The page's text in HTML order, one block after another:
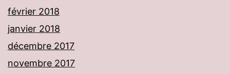
février 2018
janvier 2018
décembre 2017
novembre 2017